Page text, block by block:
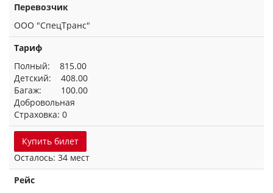
Перевозчик
ООО "СпецТранс"
Тариф
Полный: 815.00
Детский: 408.00
Багаж: 100.00
Добровольная
Страховка: 0
Купить билет
Осталось: 34 мест
Рейс